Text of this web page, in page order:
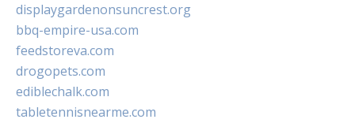
displaygardenonsuncrest.org
bbq-empire-usa.com
feedstoreva.com
drogopets.com
ediblechalk.com
tabletennisnearme.com